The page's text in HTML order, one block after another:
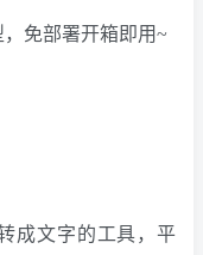
免部署开箱即用~
成文字的工具，平